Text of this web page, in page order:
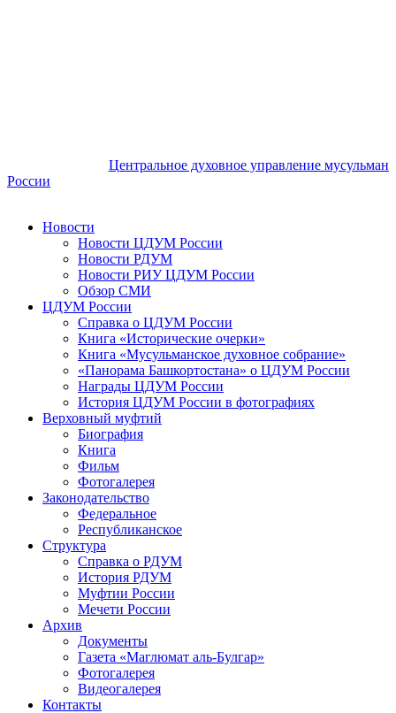
Центральное духовное управление мусульман
России
Новости
Новости ЦДУМ России
Новости РДУМ
Новости РИУ ЦДУМ России
Обзор СМИ
ЦДУМ России
Справка о ЦДУМ России
Книга «Исторические очерки»
Книга «Мусульманское духовное собрание»
«Панорама Башкортостана» о ЦДУМ России
Награды ЦДУМ России
История ЦДУМ России в фотографиях
Верховный муфтий
Биография
Книга
Фильм
Фотогалерея
Законодательство
Федеральное
Республиканское
Структура
Справка о РДУМ
История РДУМ
Муфтии России
Мечети России
Архив
Документы
Газета «Маглюмат аль-Булгар»
Фотогалерея
Видеогалерея
Контакты